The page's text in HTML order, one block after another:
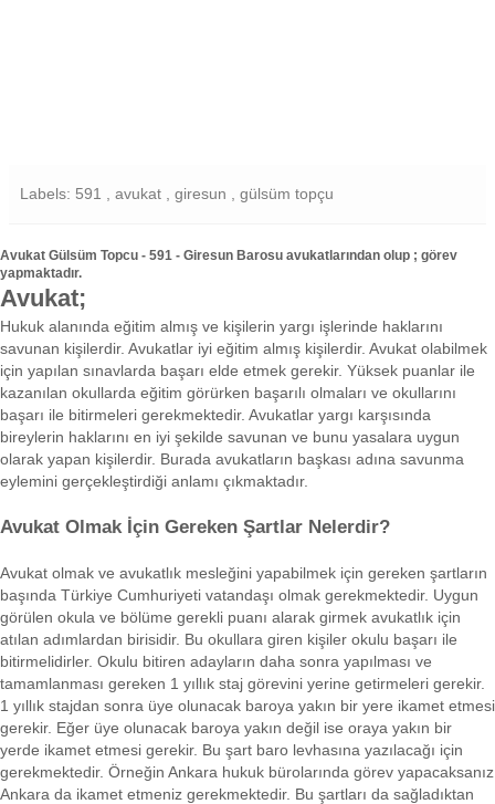
Labels: 591 , avukat , giresun , gülsüm topçu
Avukat Gülsüm Topcu - 591 - Giresun Barosu avukatlarından olup ; görev
yapmaktadır.
Avukat;
Hukuk alanında eğitim almış ve kişilerin yargı işlerinde haklarını
savunan kişilerdir. Avukatlar iyi eğitim almış kişilerdir. Avukat olabilmek
için yapılan sınavlarda başarı elde etmek gerekir. Yüksek puanlar ile
kazanılan okullarda eğitim görürken başarılı olmaları ve okullarını
başarı ile bitirmeleri gerekmektedir. Avukatlar yargı karşısında
bireylerin haklarını en iyi şekilde savunan ve bunu yasalara uygun
olarak yapan kişilerdir. Burada avukatların başkası adına savunma
eylemini gerçekleştirdiği anlamı çıkmaktadır.
Avukat Olmak İçin Gereken Şartlar Nelerdir?
Avukat olmak ve avukatlık mesleğini yapabilmek için gereken şartların
başında Türkiye Cumhuriyeti vatandaşı olmak gerekmektedir. Uygun
görülen okula ve bölüme gerekli puanı alarak girmek avukatlık için
atılan adımlardan birisidir. Bu okullara giren kişiler okulu başarı ile
bitirmelidirler. Okulu bitiren adayların daha sonra yapılması ve
tamamlanması gereken 1 yıllık staj görevini yerine getirmeleri gerekir.
1 yıllık stajdan sonra üye olunacak baroya yakın bir yere ikamet etmesi
gerekir. Eğer üye olunacak baroya yakın değil ise oraya yakın bir
yerde ikamet etmesi gerekir. Bu şart baro levhasına yazılacağı için
gerekmektedir. Örneğin Ankara hukuk bürolarında görev yapacaksanız
Ankara da ikamet etmeniz gerekmektedir. Bu şartları da sağladıktan